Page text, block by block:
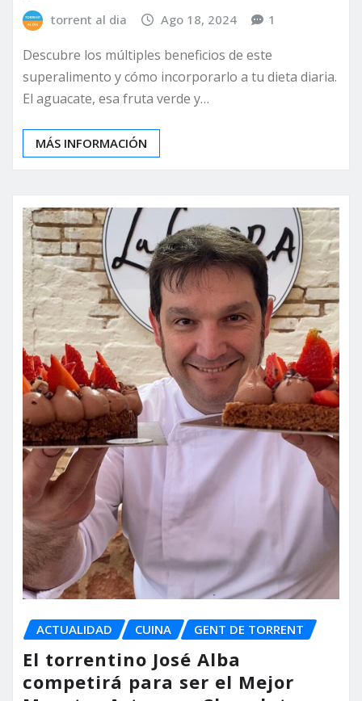
torrent al dia Ago 18, 2024 1
Descubre los múltiples beneficios de este
superalimento y cómo incorporarlo a tu dieta diaria.
El aguacate, esa fruta verde y…
MÁS INFORMACIÓN
ACTUALIDAD CUINA GENT DE TORRENT
El torrentino José Alba
competirá para ser el Mejor